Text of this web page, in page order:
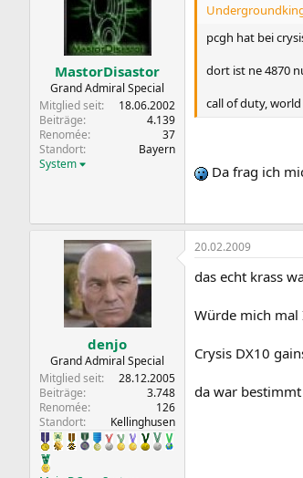
MastorDisastor
Grand Admiral Special
Mitglied seit
18.06.2002
Beiträge
4.139
Renomée
37
Standort
Bayern
System
pcgh hat bei
dort ist ne 4870
call of duty,
Da frag ich
denjo
Grand Admiral Special
Mitglied seit
28.12.2005
Beiträge
3.748
Renomée
126
Standort
Kellinghusen
20.02.2009
das echt krass
Würde mich
Crysis DX10
da war